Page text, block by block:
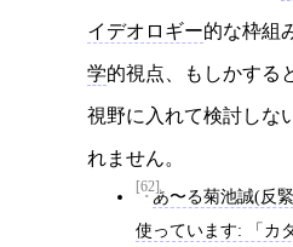
イデオロギー的な枠組
学的視点、もしかする
視野に入れて検討しな
れません。
[62]あ〜る菊池誠(反
使っています: 「カ